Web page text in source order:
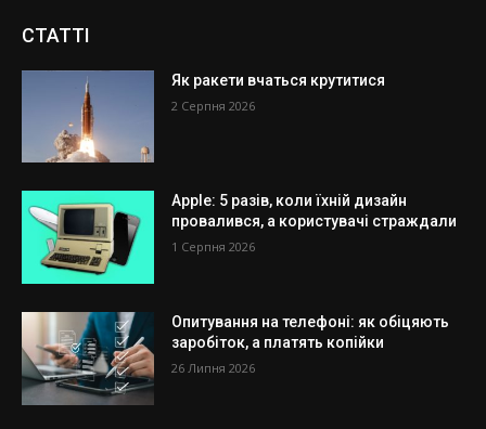
СТАТТІ
Як ракети вчаться крутитися
2 Серпня 2026
Apple: 5 разів, коли їхній дизайн
провалився, а користувачі страждали
1 Серпня 2026
Опитування на телефоні: як обіцяють
заробіток, а платять копійки
26 Липня 2026